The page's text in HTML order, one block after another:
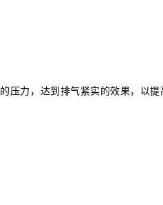
力，达到排气紧实的效果，以提